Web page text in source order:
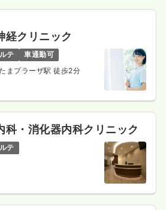
経クリニック
テ
車通勤可
まプラーザ駅 徒歩2分
科・消化器内科クリニック
テ